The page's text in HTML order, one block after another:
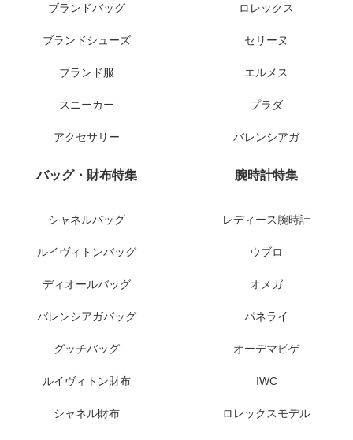
ブランドバッグ
ブランドシューズ
ブランド服
スニーカー
アクセサリー
ロレックス
セリーヌ
エルメス
プラダ
バレンシアガ
バッグ・財布特集
シャネルバッグ
ルイヴィトンバッグ
ディオールバッグ
バレンシアガバッグ
グッチバッグ
ルイヴィトン財布
シャネル財布
腕時計特集
レディース腕時計
ウブロ
オメガ
パネライ
オーデマピゲ
IWC
ロレックスモデル